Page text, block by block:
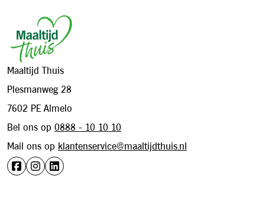
Maaltijd Thuis
Plesmanweg 28
7602 PE Almelo
Bel ons op 0888 - 10 10 10
Mail ons op klantenservice@maaltijdthuis.nl